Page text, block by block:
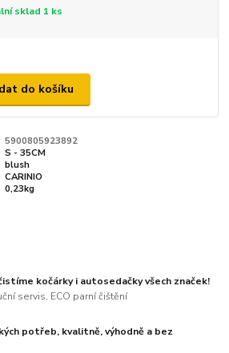
sklad 1 ks
do košíku
5900805923892
S - 35CM
blush
CARINIO
0,23kg
kočárky i autosedačky všech značek!
servis, ECO parní čištění
potřeb, kvalitně, výhodně a bez